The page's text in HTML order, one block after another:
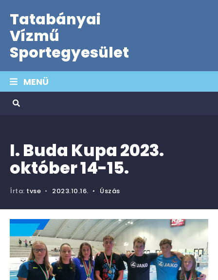
Tatabányai
Vízmű
Sportegyesület
MENÜ
I. Buda Kupa 2023.
október 14-15.
Írta: tvse • 2023.10.16. • Úszás